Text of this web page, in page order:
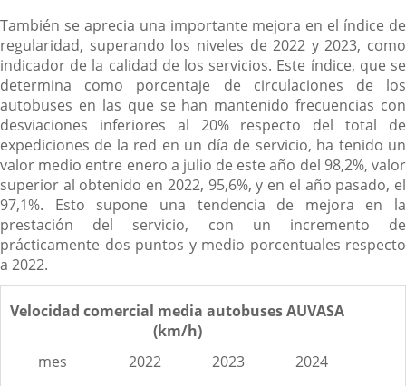
También se aprecia una importante mejora en el índice de
regularidad, superando los niveles de 2022 y 2023, como
indicador de la calidad de los servicios. Este índice, que se
determina como porcentaje de circulaciones de los
autobuses en las que se han mantenido frecuencias con
desviaciones inferiores al 20% respecto del total de
expediciones de la red en un día de servicio, ha tenido un
valor medio entre enero a julio de este año del 98,2%, valor
superior al obtenido en 2022, 95,6%, y en el año pasado, el
97,1%. Esto supone una tendencia de mejora en la
prestación del servicio, con un incremento de
prácticamente dos puntos y medio porcentuales respecto
a 2022.
Velocidad comercial media autobuses AUVASA
(km/h)
mes
2022 2023
2024